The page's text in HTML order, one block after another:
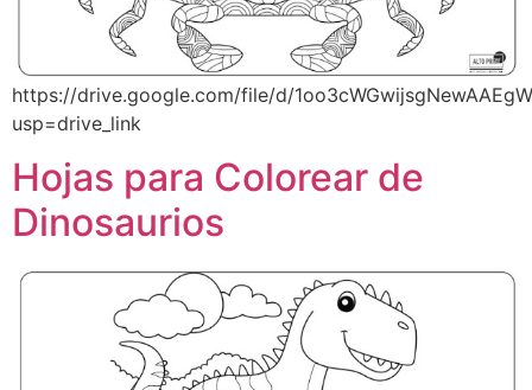
https://drive.google.com/file/d/
usp=drive_link
Hojas para Colorear de
Dinosaurios